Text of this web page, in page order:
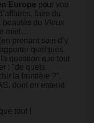
Europe pour voir
faire du
beautés du Vieux
miel…
prenant soin d’y
quelques
question que tout
: "de quels
la frontière ?".
dont on entend
tout !